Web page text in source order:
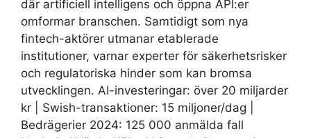
där artificiell intelligens och öppna API:er
omformar branschen. Samtidigt som nya
fintech-aktörer utmanar etablerade
institutioner, varnar experter för säkerhetsrisker
och regulatoriska hinder som kan bromsa
utvecklingen. AI-investeringar: över 20 miljarder
kr | Swish-transaktioner: 15 miljoner/dag |
Bedrägerier 2024: 125 000 anmälda fall